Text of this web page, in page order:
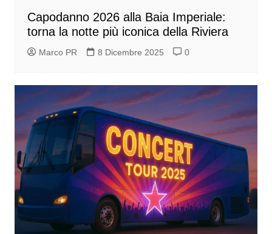
Capodanno 2026 alla Baia Imperiale:
torna la notte più iconica della Riviera
Marco PR 8 Dicembre 2025 0